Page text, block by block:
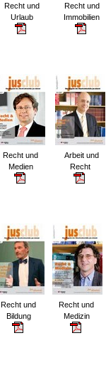
Recht und
Urlaub
Recht und
Immobilien
Recht und
Medien
Arbeit und
Recht
Recht und
Bildung
Recht und
Medizin